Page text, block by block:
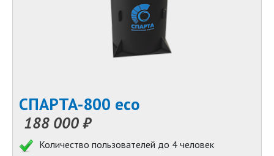
СПАРТА-800 eco
188 000 ₽
Количество пользователей до 4 человек